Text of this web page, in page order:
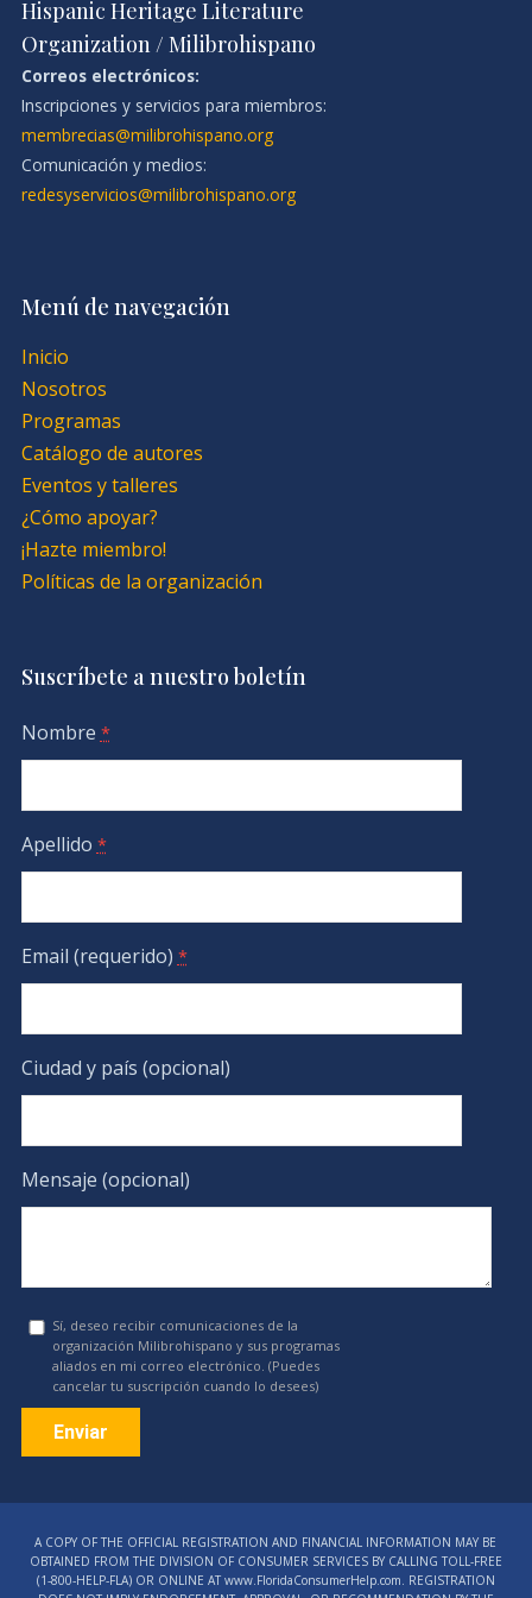
Hispanic Heritage Literature
Organization / Milibrohispano
Correos electrónicos:
Inscripciones y servicios para miembros:
membrecias@milibrohispano.org
Comunicación y medios:
redesyservicios@milibrohispano.org
Menú de navegación
Inicio
Nosotros
Programas
Catálogo de autores
Eventos y talleres
¿Cómo apoyar?
¡Hazte miembro!
Políticas de la organización
Suscríbete a nuestro boletín
Nombre *
Apellido *
Email (requerido) *
Ciudad y país (opcional)
Mensaje (opcional)
Sí, deseo recibir comunicaciones de la
organización Milibrohispano y sus programas
aliados en mi correo electrónico. (Puedes
cancelar tu suscripción cuando lo desees)
Use.
Please
A COPY OF THE OFFICIAL REGISTRATION AND FINANCIAL INFORMATION MAY BE
OBTAINED FROM THE DIVISION OF CONSUMER SERVICES BY CALLING TOLL-FREE
(1‑800‑HELP‑FLA) OR ONLINE AT www.FloridaConsumerHelp.com. REGISTRATION